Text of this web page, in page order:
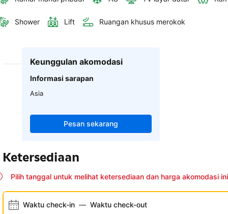
Shower Lift Ruangan khusus merokok
Keunggulan akomodasi
Informasi sarapan
Asia
Pesan sekarang
Ketersediaan
Pilih tanggal untuk melihat ketersediaan dan harga akomodasi ini
Waktu check-in — Waktu check-out